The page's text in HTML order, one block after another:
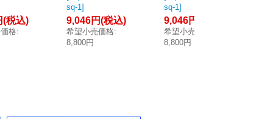
総高
ラッ
製)
(税込)
格:
板 幅90cm 総高
さ60cm ブラッ
ク (タカラ製)
sq-1]
9,046円(税込)
希望小売価格:
8,800円
板 幅90cm 総高
さ70cm ブラッ
ク (タカラ製)
sq-1]
9,046円
希望小売価格
8,800円